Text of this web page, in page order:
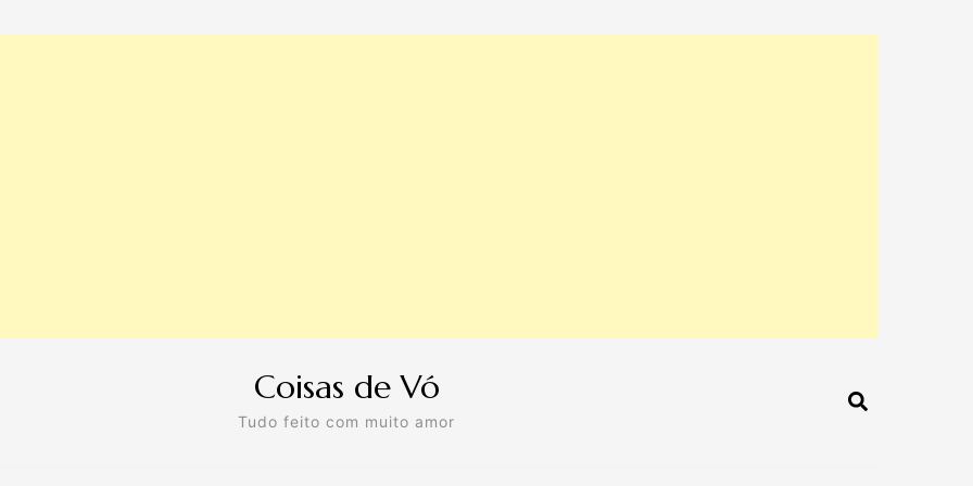
Coisas de Vó
Tudo feito com muito amor